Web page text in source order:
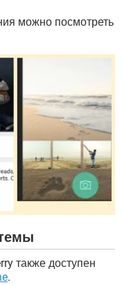
можно посмотреть
также доступен
.